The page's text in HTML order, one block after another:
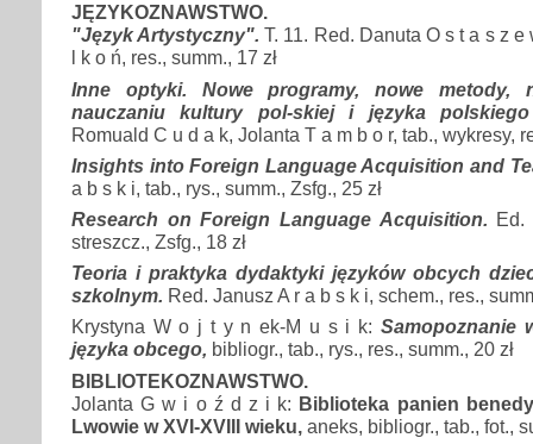
JĘZYKOZNAWSTWO.
"Język Artystyczny". T. 11. Red. Danuta O s t a s z
l k o ń, res., summ., 17 zł
Inne optyki. Nowe programy, nowe metody,
nauczaniu kultury pol-skiej i języka
Romuald C u d a k, Jolanta T a m b o r, tab., wykresy,
Insights into Foreign Language Acquisition and
a b s k i, tab., rys., summ., Zsfg., 25 zł
Research on Foreign Language Acquisition.
streszcz., Zsfg., 18 zł
Teoria i praktyka dydaktyki języków obcych
szkolnym. Red. Janusz A r a b s k i, schem., res.,
Krystyna W o j t y n ek-M u s i k: Samopoznanie
języka obcego, bibliogr., tab., rys., res., summ., 20 zł
BIBLIOTEKOZNAWSTWO.
Jolanta G w i o ź d z i k: Biblioteka panien
Lwowie w XVI-XVIII wieku, aneks, bibliogr., tab., fot.,